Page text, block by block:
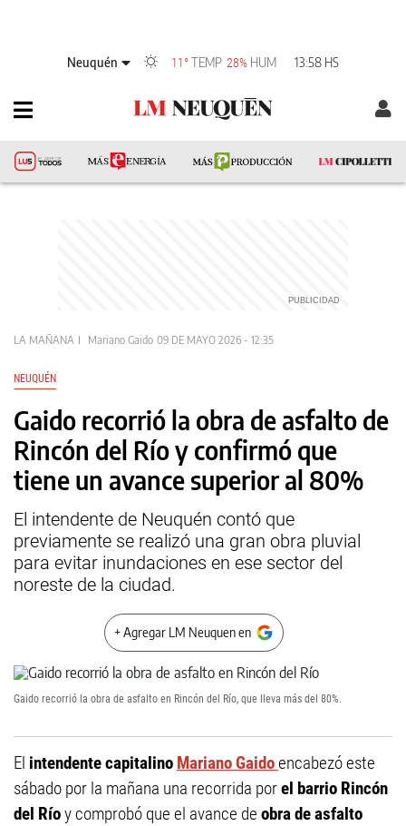
Neuquén 11°TEMP 28% HUM 13:58 HS
LA MAÑANA Mariano Gaido 09 DE MAYO 2026 - 12:35
NEUQUÉN
Gaido recorrió la obra de asfalto de
Rincón del Río y confirmó que
tiene un avance superior al 80%
El intendente de Neuquén contó que
previamente se realizó una gran obra pluvial
para evitar inundaciones en ese sector del
noreste de la ciudad.
+ Agregar LM Neuquen en
Gaido recorrió la obra de asfalto en Rincón del Río, que lleva más del 80%.
El intendente capitalino Mariano Gaidoencabezó este
sábado por la mañana una recorrida porel barrio Rincón
del Ríoy comprobó que el avance de obra de asfalto